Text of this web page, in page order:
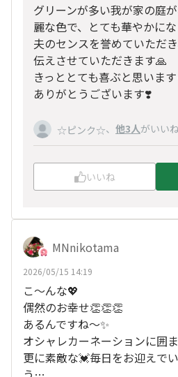
グリーンが多い我が家の庭
麗な色で、とても華やかに
夫のセンスを誉めていただ
伝えさせていただきます🙏
きっととても喜ぶと思いま
ありがとうございます❣️
☆ピンク☆、 他3人がいいね
いいね
MNnikotama
2026/05/15 14:19
こ〜んな💖
偶然のお幸せ👏👏👏
あるんですね〜✨
オシャレカーネーションに囲
更に素敵な💓毎日をお迎えで